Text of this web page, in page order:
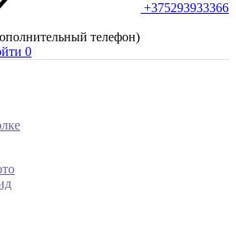
+375293933366
телефон)
0